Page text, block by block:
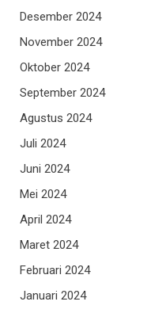
Desember 2024
November 2024
Oktober 2024
September 2024
Agustus 2024
Juli 2024
Juni 2024
Mei 2024
April 2024
Maret 2024
Februari 2024
Januari 2024